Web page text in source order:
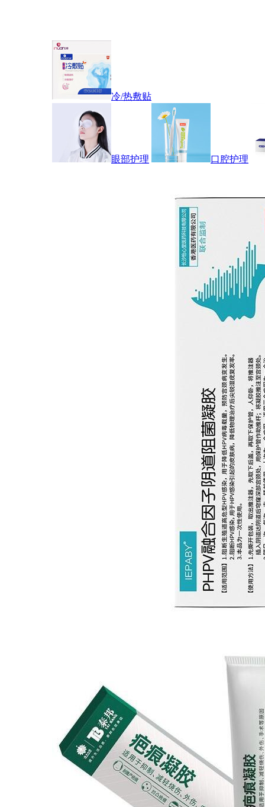
冷/热敷贴
眼部护理 口腔护理